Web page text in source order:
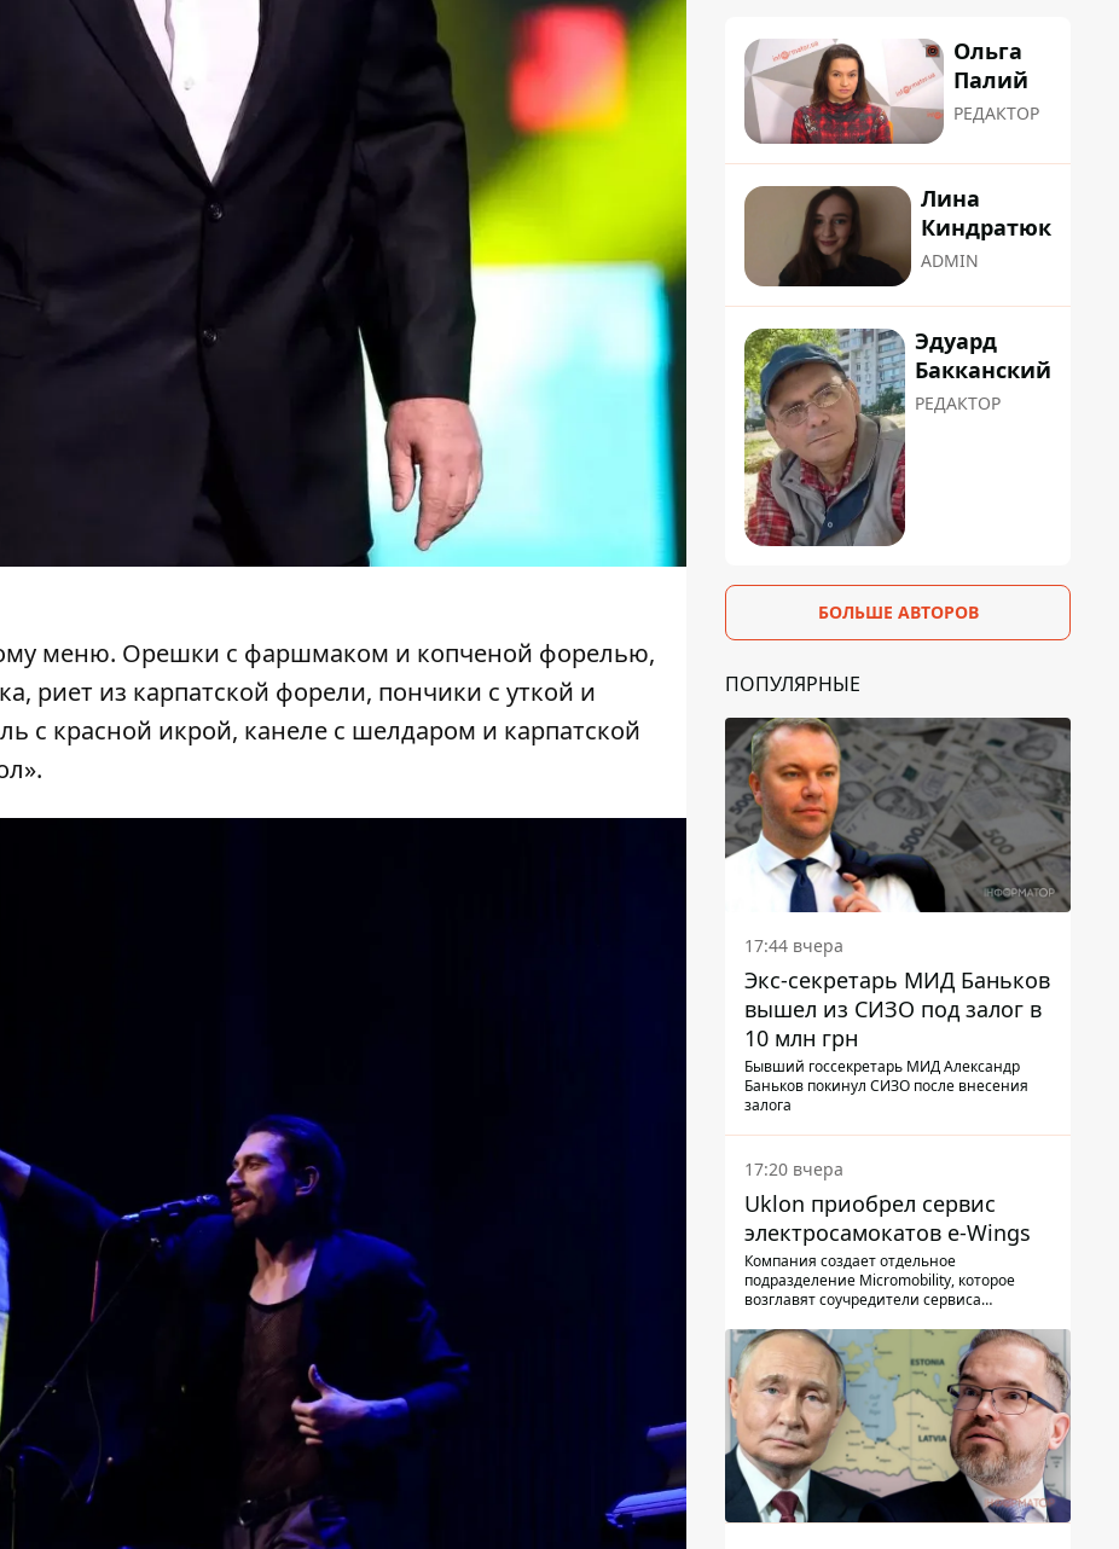
меню. Орешки с фаршмаком и копченой форелью,
риет из карпатской форели, пончики с уткой и
с красной икрой, канеле с шелдаром и карпатской
Ольга
Палий
РЕДАКТОР
Лина
Киндратюк
ADMIN
Эдуард
Бакканский
РЕДАКТОР
БОЛЬШЕ АВТОРОВ
ПОПУЛЯРНЫЕ
17:44 вчера
Экс-секретарь МИД Баньков
вышел из СИЗО под залог в
10 млн грн
Бывший госсекретарь МИД Александр
Баньков покинул СИЗО после внесения
залога
17:20 вчера
Uklon приобрел сервис
электросамокатов e-Wings
Компания создает отдельное
подразделение Micromobility, которое
возглавят соучредители сервиса